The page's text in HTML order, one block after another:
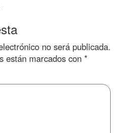
no será publicada.
están marcados con *